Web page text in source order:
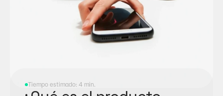
Tiempo estimado: 4 min.